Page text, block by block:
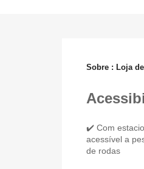
Sobre : Loja
✔️ Com
acessível a
de rodas